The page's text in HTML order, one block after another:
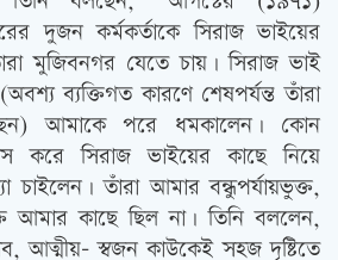
দুজন কর্মকর্তাকে সিরাজ ভাইয়ের
মুজিবনগর যেতে চায়। সিরাজ ভাই
ব্যক্তিগত কারণে শেষপর্যন্ত তাঁরা
আমাকে পরে ধমকালেন। কোন
করে সিরাজ ভাইয়ের কাছে নিয়ে
চাইলেন। তাঁরা আমার বন্ধুপর্যায়ভুক্ত,
আমার কাছে ছিল না। তিনি বললেন,
আত্মীয়- স্বজন কাউকেই সহজ দৃষ্টিতে